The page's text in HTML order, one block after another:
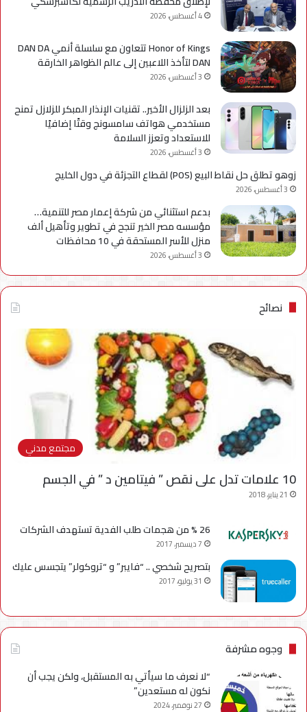
4 أغسطس، 2026
Honor of Kings تتعاون مع سلسلة أنمي DAN DA
DAN لتأخذ اللاعبين إلى عالم الظواهر الخارقة
3 أغسطس، 2026
بعد الزلزال الأخير.. تقنيات الإنذار المبكر للزلازل تمنح
مستخدمي هواتف سامسونج وقتًا إضافيًا
للاستعداد وتعزز السلامة
3 أغسطس، 2026
زوهو تطلق حل نقاط البيع (POS) لقطاع التجزئة في دول الخليج
3 أغسطس، 2026
بدعم استثنائي من شركة إعمار مصر للتنمية…
مؤسسه مصر الخير تنجح في تطوير وتأهيل ألف
منزل للأسر المستحقة في 10 محافظات
3 أغسطس، 2026
نصائح
مجتمع مدني
10 علامات تدل على نقص ” فيتامين د ” في الجسم
21 يناير، 2018
26 % من هجمات طلب الفدية تستهدف الشركات
7 ديسمبر، 2017
بتصريح شخصي .. “فايبر” و “تروكولر” يتجسس عليك
31 يوليو، 2017
وجوه مشرفة
“لا نعرف ما سيأتي به المستقبل، ولكن يجب أن
نكون له مستعدين”
27 نوفمبر، 2024